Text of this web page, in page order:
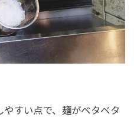
すい点で、麺がベタベタ